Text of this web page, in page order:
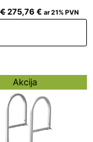
€275,76 € ar 21% PVN
Akcija
Original
price
was:
141,45 €.
price
is:
123,30 €.